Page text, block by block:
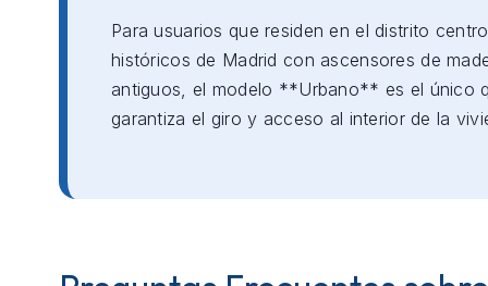
Para usuarios que residen en el distrito
históricos de Madrid con ascensores de
antiguos, el modelo **Urbano** es el único
garantiza el giro y acceso al interior de la